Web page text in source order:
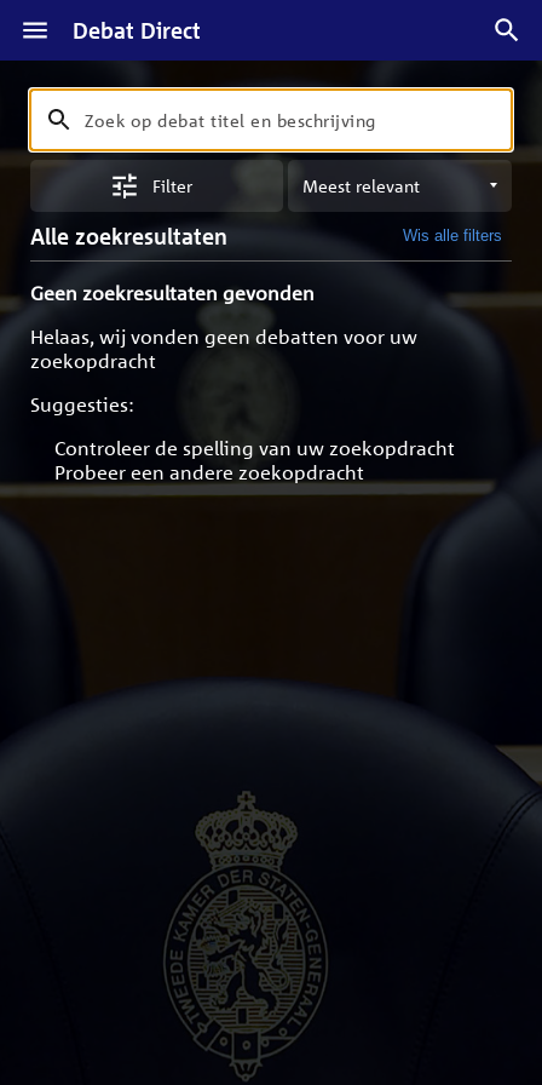
Debat Direct
Zoeken
Zoek
op
en
beschrijving
Filter
Sorteren
op
meest
Alle zoekresultaten Wis alle filters
Geen zoekresultaten gevonden
Helaas, wij vonden geen debatten voor uw
zoekopdracht
Suggesties:
Controleer de spelling van uw zoekopdracht
Probeer een andere zoekopdracht